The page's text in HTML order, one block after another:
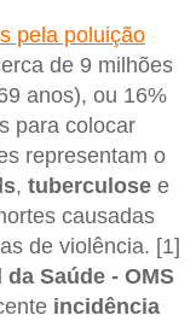
pela poluição
de 9 milhões
anos), ou 16%
para colocar
representam o
, tuberculose e
causadas
de violência. [1]
Saúde - OMS
incidência